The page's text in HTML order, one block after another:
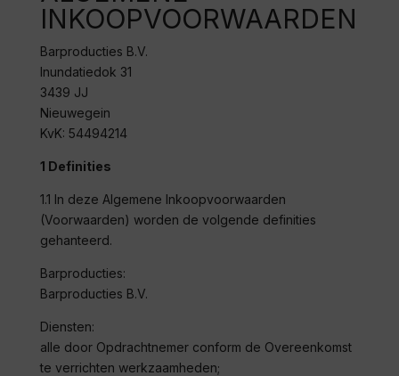
INKOOPVOORWAARDEN
Barproducties B.V.
Inundatiedok 31
3439 JJ
Nieuwegein
KvK: 54494214
1 Definities
1.1 In deze Algemene Inkoopvoorwaarden
(Voorwaarden) worden de volgende definities
gehanteerd.
Barproducties:
Barproducties B.V.
Diensten:
alle door Opdrachtnemer conform de Overeenkomst
te verrichten werkzaamheden;